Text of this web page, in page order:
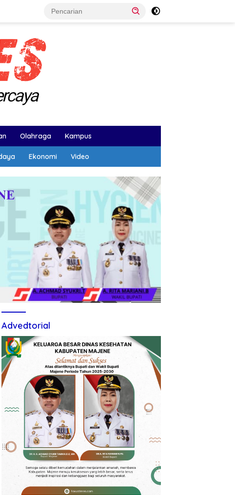
Olahraga Kampus
Ekonomi Video
Advedtorial